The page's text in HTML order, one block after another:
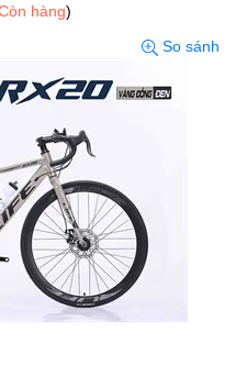
hàng)
So sánh